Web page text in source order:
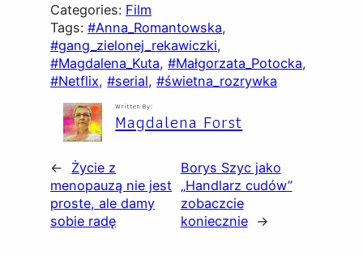
Categories: Film
Tags:#Anna_Romantowska
#gang_zielonej_rekawiczki
#Magdalena_Kuta, #Małgorzata_Potocka
#Netflix, #serial, #świetna_rozrywka
Written By:
Magdalena Forst
←
Życie z
menopauzą nie jest
proste, ale damy
sobie radę
Borys Szyc jako
„Handlarz cudów”
zobaczcie
koniecznie
→